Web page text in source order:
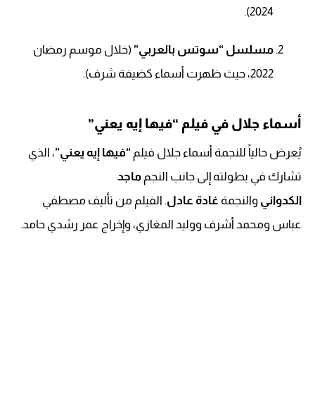
2024).
مسلسل “سوتس بالعربي” (خلال موسم رمضان
2022، حيث ظهرت أسماء كضيفة شرف).
أسماء جلال في فيلم “فيها إيه يعني”
يُعرض حالياً للنجمة أسماء جلال فيلم “فيها إيه يعني”، الذي
تشارك في بطولته إلى جانب النجم ماجد
الكدواني والنجمة غادة عادل. الفيلم من تأليف مصطفي
عباس ومحمد أشرف ووليد المغازي، وإخراج عمر رشدي حامد.